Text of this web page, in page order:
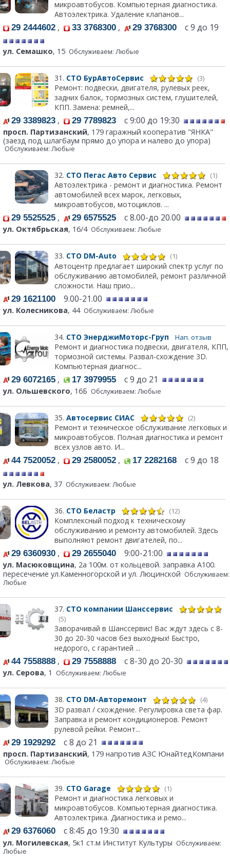
микроавтобусов. Компьютерная диагностика.
Автоэлектрика. Удаление клапанов...
29 2444602 , 33 3768300 , 29 3768300 с 9 до 19
ул. Семашко, 15 Обслуживаем: Любые
31. СТО БурАвтоСервис (3)
Ремонт: подвески, двигателя, рулевых реек,
задних балок, тормозных систем, глушителей,
КПП. Замена: ремней,...
29 3389823 , 29 7789823 с 9:00 до 19:30
просп. Партизанский, 179 гаражный кооператив "ЯНКА"
(заезд под шлагбаум прямо до упора и налево до упора)
Обслуживаем: Любые
32. СТО Пегас Авто Сервис (1)
Автоэлектрика - ремонт и диагностика. Ремонт
автомобилей всех марок, легковых,
микроавтобусов, мотоциклов. ...
29 5525525 , 29 6575525 с 8.00-до 20.00
ул. Октябрьская, 16/4 Обслуживаем: Любые
33. СТО DM-Auto (1)
Автоцентр предлагает широкий спектр услуг по
обслуживанию автомобилей, ремонт различной
сложности. Наш прио...
29 1621100 9.00-21.00
ул. Колесникова, 44 Обслуживаем: Любые
34. СТО ЭнерджиМоторс-Груп Нап. отзыв
Ремонт и диагностика подвески, двигателя, КПП,
тормозной системы. Развал-схождение 3D.
Компьютерная диагнос...
29 6072165 , 17 3979955 с 9 до 21
ул. Ольшевского, 16Б Обслуживаем: Любые
35. Автосервис СИАС (2)
Ремонт и техническое обслуживание легковых и
микроавтобусов. Полная диагностика и ремонт
всех узлов авто. И...
44 7520052 , 29 2580052 , 17 2282168 с 9 до 18
ул. Левкова, 37 Обслуживаем: Любые
36. СТО Беластр (12)
Комплексный подход к техническому
обслуживанию и ремонту автомобилей. Здесь
выполняют ремонт двигателей, по...
29 6360930 , 29 2655040 9:00-21:00
ул. Масюковщина, 2а 100м. от кольцевой. заправка А100.
пересечение ул.Каменногорской и ул. Люцинской Обслуживаем:
Любые
37. СТО компании Шанссервис
(5)
Заворачивай в Шанссервис! Вас ждут здесь с 8-
30 до 20-30 часов без выходных! Быстро,
недорого, с гарантией ...
44 7558888 , 29 7558888 с 8-30 до 20-30
ул. Серова, 1 Обслуживаем: Любые
38. СТО DM-Авторемонт (4)
3D развал / схождение. Регулировка света фар.
Заправка и ремонт кондиционеров. Ремонт
рулевой рейки. Ремонт...
29 1929292 с 8 до 21
просп. Партизанский, 179 напротив АЗС ЮнайтедКомпани
Обслуживаем: Любые
39. СТО Garage (1)
Ремонт и диагностика легковых и
микроавтобусов. Компьютерная диагностика.
Автоэлектрика. Диагностика и ремо...
29 6376060 с 8:45 до 19:30
ул. Могилевская, 5к1 ст.м Институт Культуры Обслуживаем:
Любые